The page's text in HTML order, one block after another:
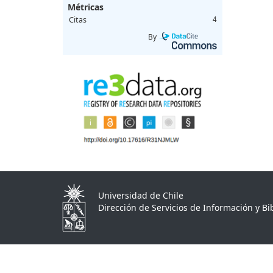
Métricas
Citas 4
By
Universidad de Chile
Dirección de Servicios de Información y